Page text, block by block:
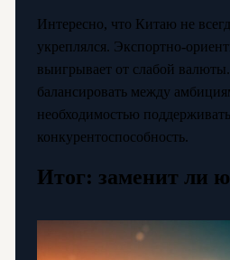
Интересно, что Китаю не
укреплялся. Экспортно-
выигрывает от слабой
балансировать между
необходимостью поддерживать
конкурентоспособность.
Итог: заменит ли